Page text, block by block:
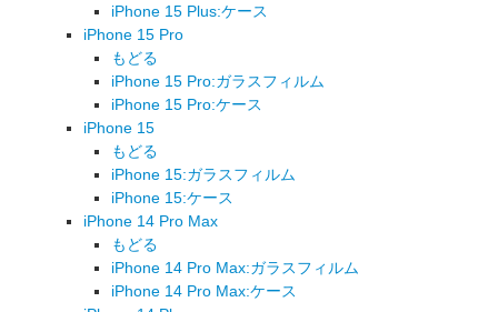
iPhone 15 Plus:ケース
iPhone 15 Pro
もどる
iPhone 15 Pro:ガラスフィルム
iPhone 15 Pro:ケース
iPhone 15
もどる
iPhone 15:ガラスフィルム
iPhone 15:ケース
iPhone 14 Pro Max
もどる
iPhone 14 Pro Max:ガラスフィルム
iPhone 14 Pro Max:ケース